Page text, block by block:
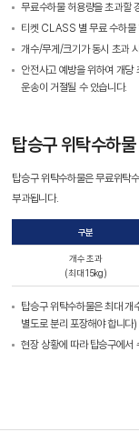
무료수하물 허용량을 초과할
티켓 CLASS 별 무료 수하물
개수/무게/크기가 동시 초과
안전사고 예방을 위하여 개
운송이 거절될 수 있습니다.
탑승구 위탁수하물
탑승구 위탁수하물은 무료위탁
부과됩니다.
구분
개수 초과
(최대 15kg)
탑승구 위탁수하물은 최대
별도로 분리 포장해야 합니다)
현장 상황에 따라 탑승구에서
스
핫라
예약